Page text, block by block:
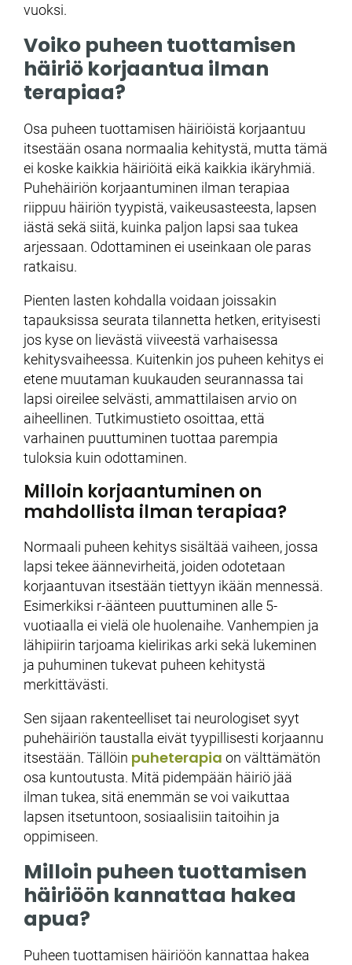
vuoksi.
Voiko puheen tuottamisen
häiriö korjaantua ilman
terapiaa?
Osa puheen tuottamisen häiriöistä korjaantuu
itsestään osana normaalia kehitystä, mutta tämä
ei koske kaikkia häiriöitä eikä kaikkia ikäryhmiä.
Puhehäiriön korjaantuminen ilman terapiaa
riippuu häiriön tyypistä, vaikeusasteesta, lapsen
iästä sekä siitä, kuinka paljon lapsi saa tukea
arjessaan. Odottaminen ei useinkaan ole paras
ratkaisu.
Pienten lasten kohdalla voidaan joissakin
tapauksissa seurata tilannetta hetken, erityisesti
jos kyse on lievästä viiveestä varhaisessa
kehitysvaiheessa. Kuitenkin jos puheen kehitys ei
etene muutaman kuukauden seurannassa tai
lapsi oireilee selvästi, ammattilaisen arvio on
aiheellinen. Tutkimustieto osoittaa, että
varhainen puuttuminen tuottaa parempia
tuloksia kuin odottaminen.
Milloin korjaantuminen on
mahdollista ilman terapiaa?
Normaali puheen kehitys sisältää vaiheen, jossa
lapsi tekee äännevirheitä, joiden odotetaan
korjaantuvan itsestään tiettyyn ikään mennessä.
Esimerkiksi r-äänteen puuttuminen alle 5-
vuotiaalla ei vielä ole huolenaihe. Vanhempien ja
lähipiirin tarjoama kielirikas arki sekä lukeminen
ja puhuminen tukevat puheen kehitystä
merkittävästi.
Sen sijaan rakenteelliset tai neurologiset syyt
puhehäiriön taustalla eivät tyypillisesti korjaannu
itsestään. Tällöin puheterapia on välttämätön
osa kuntoutusta. Mitä pidempään häiriö jää
ilman tukea, sitä enemmän se voi vaikuttaa
lapsen itsetuntoon, sosiaalisiin taitoihin ja
oppimiseen.
Milloin puheen tuottamisen
häiriöön kannattaa hakea
apua?
Puheen tuottamisen häiriöön kannattaa hakea